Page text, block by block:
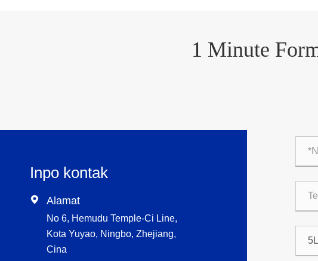
1 Minute
Inpo kontak
 Alamat
No 6, Hemudu Temple-Ci Line,
Kota Yuyao, Ningbo, Zhejiang,
Cina